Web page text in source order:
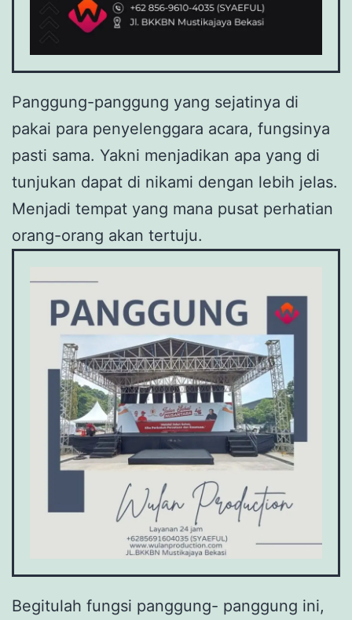
Panggung-panggung yang sejatinya di
pakai para penyelenggara acara, fungsinya
pasti sama. Yakni menjadikan apa yang di
tunjukan dapat di nikami dengan lebih jelas.
Menjadi tempat yang mana pusat perhatian
orang-orang akan tertuju.
Begitulah fungsi panggung- panggung ini,